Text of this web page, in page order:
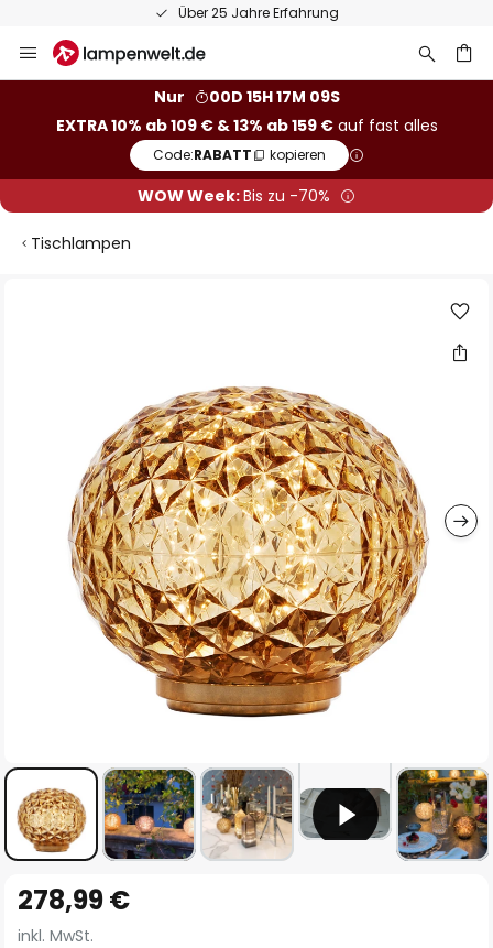
Über 25 Jahre Erfahrung
Inhalt
Nur
00D 15H 17M 09S
EXTRA 10% ab 109 € & 13% ab 159 €auf fast alles
Code:RABATT kopieren
WOW Week:Bis zu -70%
Tischlampen
Anfang
der
278,99 €
inkl. MwSt.